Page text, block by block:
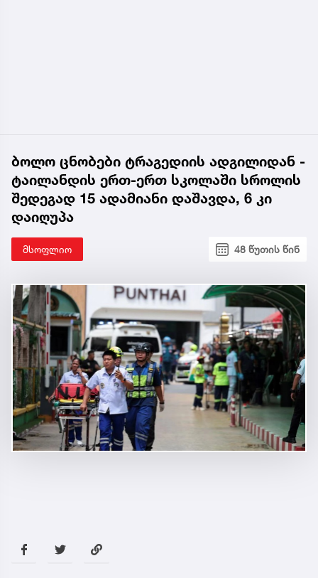
ბოლო ცნობები ტრაგედიის ადგილიდან -
ტაილანდის ერთ-ერთ სკოლაში სროლის
შედეგად 15 ადამიანი დაშავდა, 6 კი
დაიღუპა
მსოფლიო 48 წუთის წინ